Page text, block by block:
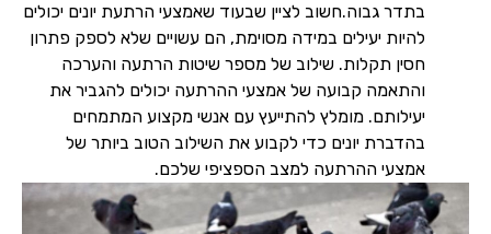
בתדר גבוה.חשוב לציין שבעוד שאמצעי הרתעת יונים יכולים
להיות יעילים במידה מסוימת, הם עשויים שלא לספק פתרון
חסין תקלות. שילוב של מספר שיטות הרתעה והערכה
והתאמה קבועה של אמצעי ההרתעה יכולים להגביר את
יעילותם. מומלץ להתייעץ עם אנשי מקצוע המתמחים
בהדברת יונים כדי לקבוע את השילוב הטוב ביותר של
אמצעי ההרתעה למצב הספציפי שלכם.